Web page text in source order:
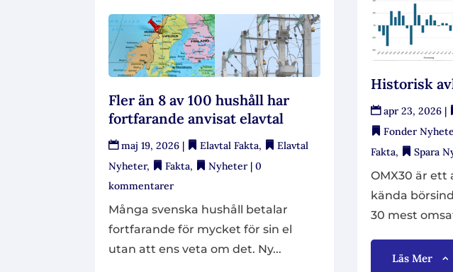
Fler än 8 av 100 hushåll har
fortfarande anvisat elavtal
maj 19, 2026 | Elavtal Fakta,
Elavtal
Nyheter, Fakta, Nyheter| 0
kommentarer
Många svenska hushåll betalar
fortfarande för mycket för sin el
utan att ens veta om det. Ny...
Historisk
apr 23, 2026|
Fonder
Fakta, Spara
OMX30 är ett
kända
30 mest
Läs Mer